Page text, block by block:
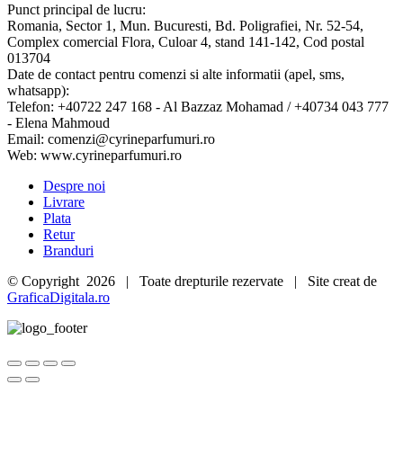
view
Punct principal de lucru:
Romania, Sector 1, Mun. Bucuresti, Bd. Poligrafiei, Nr. 52-54,
Complex comercial Flora, Culoar 4, stand 141-142, Cod postal
013704
Date de contact pentru comenzi si alte informatii (apel, sms,
whatsapp):
Telefon: +40722 247 168 - Al Bazzaz Mohamad / +40734 043 777
- Elena Mahmoud
Email: comenzi@cyrineparfumuri.ro
Web: www.cyrineparfumuri.ro
Despre noi
Livrare
Plata
Retur
Branduri
© Copyright 2026 | Toate drepturile rezervate | Site creat de
GraficaDigitala.ro